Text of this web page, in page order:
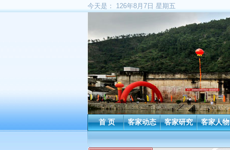
今天是： 126年8月7日 星期五
首 页 客家动态 客家研究 客家人物